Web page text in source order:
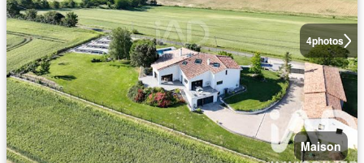
4photos
Maison